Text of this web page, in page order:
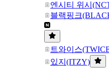
엔시티 위시
블랙핑크
트와이스
있지(ITZY)